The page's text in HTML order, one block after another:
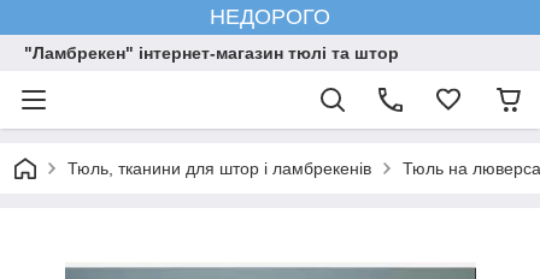
НЕДОРОГО
"Ламбрекен" інтернет-магазин тюлі та штор
Тюль, тканини для штор і ламбрекенів Тюль на